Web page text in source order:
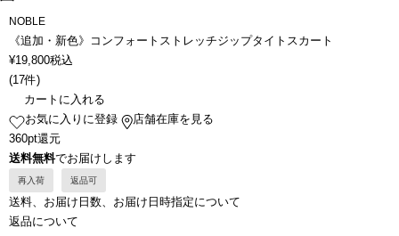
NOBLE
《追加・新色》コンフォートストレッチジップタイトスカート
¥19,800税込
(17件)
カートに入れる
お気に入りに登録
店舗在庫を見る
360pt還元
送料無料でお届けします
再入荷 返品可
送料、お届け日数、お届け日時指定について
返品について